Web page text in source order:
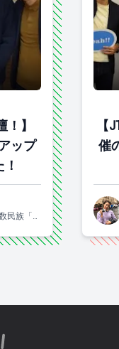
irootsの人事ミート
iroots主催の人事ミー
】
ップ
民族「カ
、お酒と
【
【
催